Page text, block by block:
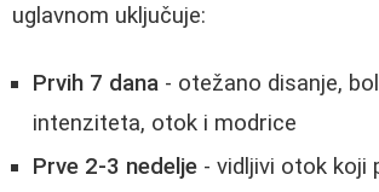
uglavnom uključuje:
Prvih 7 dana - otežano disanje,
intenziteta, otok i modrice
Prve 2-3 nedelje - vidljivi otok koji